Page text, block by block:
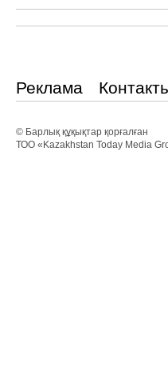
Реклама
© Барлық құқықтар қорғалған
ТОО «Kazakhstan Today Media